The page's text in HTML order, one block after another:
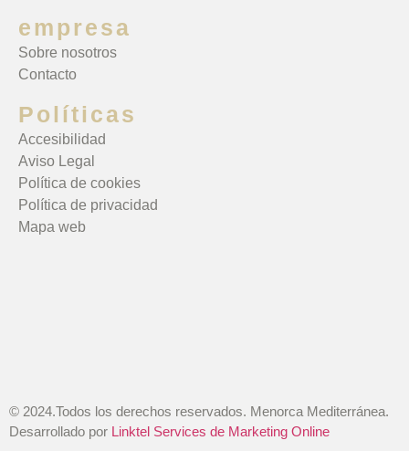
empresa
Sobre nosotros
Contacto
Políticas
Accesibilidad
Aviso Legal
Política de cookies
Política de privacidad
Mapa web
© 2024.Todos los derechos reservados. Menorca Mediterránea.
Desarrollado por Linktel Services de Marketing Online